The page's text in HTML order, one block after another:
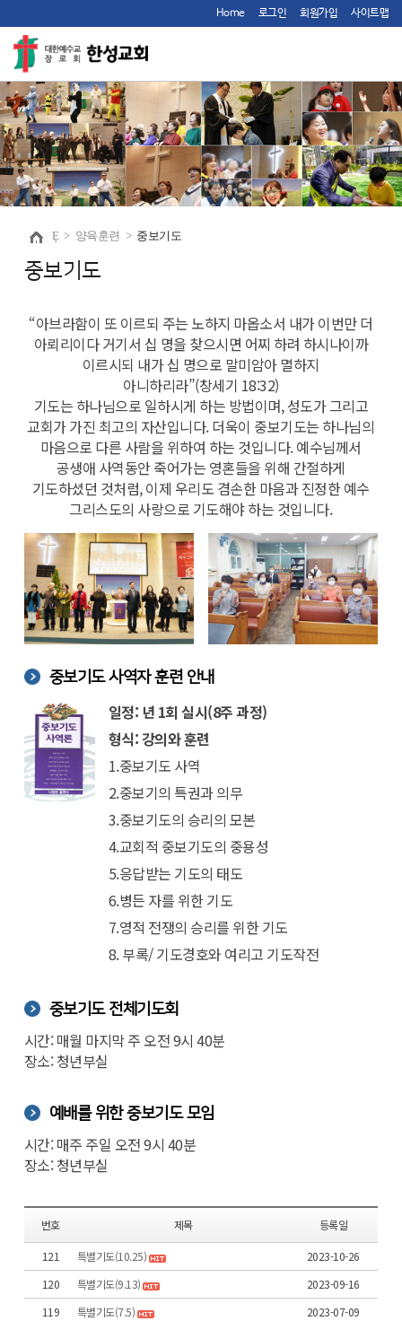
Home 로그인 회원가입 사이트맵
Ȩ > 양육훈련 > 중보기도
중보기도
“아브라함이 또 이르되 주는 노하지 마옵소서 내가 이번만 더
아뢰리이다 거기서 십 명을 찾으시면 어찌 하려 하시나이까
이르시되 내가 십 명으로 말미암아 멸하지
아니하리라”(창세기 18:32)
기도는 하나님으로 일하시게 하는 방법이며, 성도가 그리고
교회가 가진 최고의 자산입니다. 더욱이 중보기도는 하나님의
마음으로 다른 사람을 위하여 하는 것입니다. 예수님께서
공생애 사역동안 죽어가는 영혼들을 위해 간절하게
기도하셨던 것처럼, 이제 우리도 겸손한 마음과 진정한 예수
그리스도의 사랑으로 기도해야 하는 것입니다.
중보기도 사역자 훈련 안내
일정: 년 1회 실시(8주 과정)
형식: 강의와 훈련
1.중보기도 사역
2.중보기의 특권과 의무
3.중보기도의 승리의 모본
4.교회적 중보기도의 중용성
5.응답받는 기도의 태도
6.병든 자를 위한 기도
7.영적 전쟁의 승리를 위한 기도
8. 부록/ 기도경호와 여리고 기도작전
중보기도 전체기도회
시간: 매월 마지막 주 오전 9시 40분
장소: 청년부실
예배를 위한 중보기도 모임
시간: 매주 주일 오전 9시 40분
장소: 청년부실
번호 제목 등록일
121 특별기도(10.25)
2023-10-26
120
특별기도(9.13)
2023-09-16
119
특별기도(7.5)
2023-07-09